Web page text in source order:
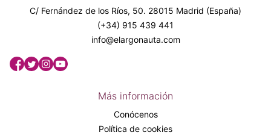
C/ Fernández de los Ríos, 50. 28015 Madrid (España)
(+34) 915 439 441
info@elargonauta.com
Más información
Conócenos
Política de cookies